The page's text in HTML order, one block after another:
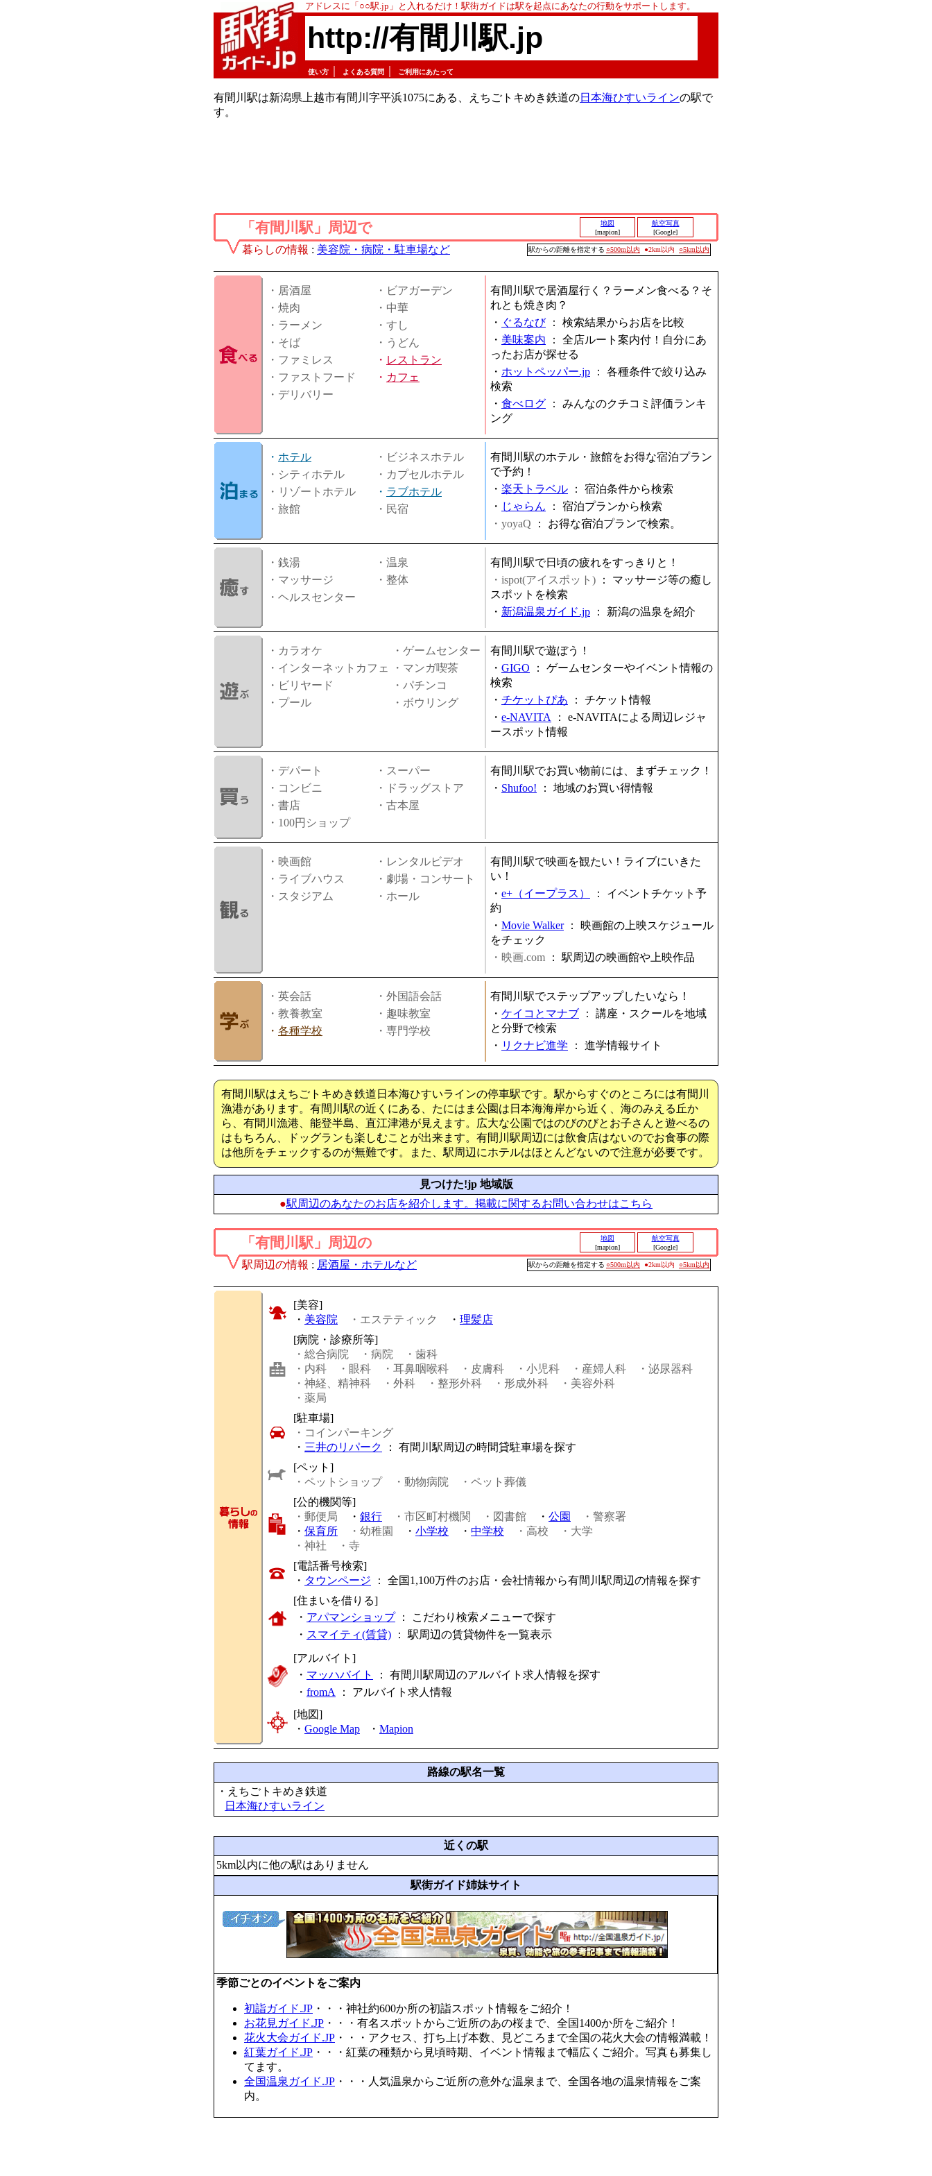
アドレスに「○○駅.jp」と入れるだけ！駅街ガイドは駅を起点にあなたの行動をサポートします。
http://有間川駅.jp
使い方 よくある質問 ご利用にあたって
有間川駅は新潟県上越市有間川字平浜1075にある、えちごトキめき鉄道の日本海ひすいラインの駅で
す。
「有間川駅」周辺で
地図
[mapion]
航空写真
[Google]
暮らしの情報 : 美容院・病院・駐車場など 駅からの距離を指定する ○500m以内 ●2km以内 ○5km以内
・居酒屋
・ビアガーデン
・焼肉
・中華
・ラーメン
・すし
・そば
・うどん
・ファミレス
・ レストラン
・ファストフード
・ カフェ
・デリバリー
有間川駅で居酒屋行く？ラーメン食べる？そ
れとも焼き肉？
・ ぐるなび： 検索結果からお店を比較
・ 美味案内 ： 全店ルート案内付！自分にあ
ったお店が探せる
・ ホットペッパー.jp ： 各種条件で絞り込み
検索
・ 食べログ ： みんなのクチコミ評価ランキ
ング
・ ホテル
・ビジネスホテル
・シティホテル
・カプセルホテル
・リゾートホテル
・ ラブホテル
・旅館
・民宿
有間川駅のホテル・旅館をお得な宿泊プラン
で予約！
・ 楽天トラベル ： 宿泊条件から検索
・ じゃらん ： 宿泊プランから検索
・yoyaQ ： お得な宿泊プランで検索。
・銭湯
・温泉
・マッサージ
・整体
・ヘルスセンター
有間川駅で日頃の疲れをすっきりと！
・ispot(アイスポット) ： マッサージ等の癒し
スポットを検索
・ 新潟温泉ガイド.jp ： 新潟の温泉を紹介
・カラオケ
・ゲームセンター
・インターネットカフェ
・マンガ喫茶
・ビリヤード
・パチンコ
・プール
・ボウリング
有間川駅で遊ぼう！
・ GIGO ： ゲームセンターやイベント情報の
検索
・ チケットぴあ ： チケット情報
・ e-NAVITA ： e-NAVITAによる周辺レジャ
ースポット情報
・デパート
・スーパー
・コンビニ
・ドラッグストア
・書店
・古本屋
・100円ショップ
有間川駅でお買い物前には、まずチェック！
・ Shufoo! ： 地域のお買い得情報
・映画館
・レンタルビデオ
・ライブハウス
・劇場・コンサート
・スタジアム
・ホール
有間川駅で映画を観たい！ライブにいきた
い！
・ e+（イープラス） ： イベントチケット予
約
・ Movie Walker： 映画館の上映スケジュール
をチェック
・映画.com ： 駅周辺の映画館や上映作品
・英会話
・外国語会話
・教養教室
・趣味教室
・ 各種学校 ・専門学校
有間川駅でステップアップしたいなら！
・ ケイコとマナブ ： 講座・スクールを地域
と分野で検索
・ リクナビ進学 ： 進学情報サイト
有間川駅はえちごトキめき鉄道日本海ひすいラインの停車駅です。駅からすぐのところには有間川
漁港があります。有間川駅の近くにある、たにはま公園は日本海海岸から近く、海のみえる丘か
ら、有間川漁港、能登半島、直江津港が見えます。広大な公園ではのびのびとお子さんと遊べるの
はもちろん、ドッグランも楽しむことが出来ます。有間川駅周辺には飲食店はないのでお食事の際
は他所をチェックするのが無難です。また、駅周辺にホテルはほとんどないので注意が必要です。
見つけた!jp 地域版
●駅周辺のあなたのお店を紹介します。掲載に関するお問い合わせはこちら
「有間川駅」周辺の
地図
[mapion]
航空写真
[Google]
駅周辺の情報 : 居酒屋・ホテルなど 駅からの距離を指定する ○500m以内 ●2km以内 ○5km以内
[美容]
・ 美容院 ・エステティック ・ 理髪店
[病院・診療所等]
・総合病院
・病院
・歯科
・内科
・眼科 ・耳鼻咽喉科 ・皮膚科 ・小児科 ・産婦人科
・泌尿器科
・神経、精神科
・外科 ・整形外科 ・形成外科
・美容外科
・薬局
[駐車場]
・コインパーキング
・ 三井のリパーク
： 有間川駅周辺の時間貸駐車場を探す
[ペット]
・ペットショップ
・動物病院
・ペット葬儀
[公的機関等]
・郵便局 ・ 銀行 ・市区町村機関 ・図書館 ・ 公園
・警察署
・ 保育所 ・幼稚園 ・ 小学校 ・ 中学校 ・高校
・大学
・神社
・寺
[電話番号検索]
・ タウンページ ： 全国1,100万件のお店・会社情報から有間川駅周辺の情報を探す
[住まいを借りる]
・ アパマンショップ： こだわり検索メニューで探す
・ スマイティ(賃貸) ： 駅周辺の賃貸物件を一覧表示
[アルバイト]
・ マッハバイト
： 有間川駅周辺のアルバイト求人情報を探す
・ fromA ： アルバイト求人情報
[地図]
・ Google Map ・ Mapion
路線の駅名一覧
・えちごトキめき鉄道
日本海ひすいライン
近くの駅
5km以内に他の駅はありません
駅街ガイド姉妹サイト
季節ごとのイベントをご案内
初詣ガイド.JP ・・・神社約600か所の初詣スポット情報をご紹介！
お花見ガイド.JP ・・・有名スポットからご近所のあの桜まで、全国1400か所をご紹介！
花火大会ガイド.JP ・・・アクセス、打ち上げ本数、見どころまで全国の花火大会の情報満載！
紅葉ガイド.JP ・・・紅葉の種類から見頃時期、イベント情報まで幅広くご紹介。写真も募集し
てます。
全国温泉ガイド.JP ・・・人気温泉からご近所の意外な温泉まで、全国各地の温泉情報をご案
内。